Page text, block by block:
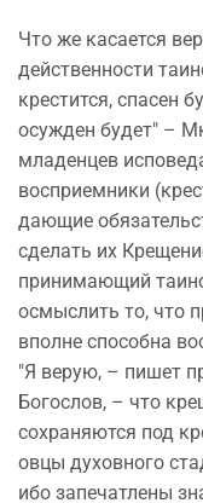
Что же касается
действенности
крестится, спасен
осужден будет" –
младенцев
восприемники
дающие
сделать их
принимающий
осмыслить то, что
вполне способна
"Я верую, – пишет
Богослов, – что
сохраняются под
овцы духовного
ибо запечатлены